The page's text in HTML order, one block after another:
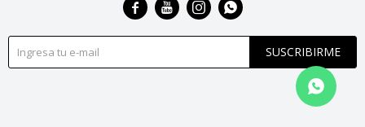
SUSCRIBIRME
   